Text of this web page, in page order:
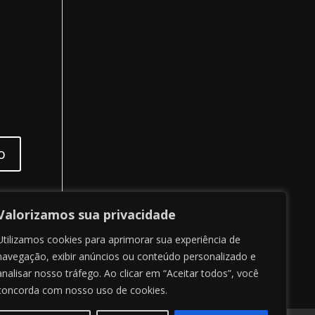
sua privacidade
cookies para aprimorar sua experiência de
exibir anúncios ou conteúdo personalizado e
nosso tráfego. Ao clicar em “Aceitar todos”, você
com nosso uso de cookies.